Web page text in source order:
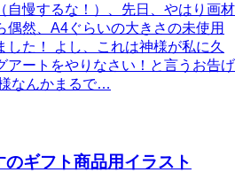
自慢するな！）、先日、やはり画材
偶然、A4ぐらいの大きさの未使用
た！ よし、これは神様が私に久
アートをやりなさい！と言うお告げ
なんかまるで…
ギフト商品用イラスト